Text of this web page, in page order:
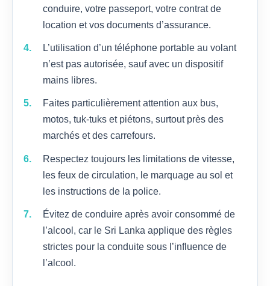
conduire, votre passeport, votre contrat de
location et vos documents d’assurance.
L’utilisation d’un téléphone portable au volant
n’est pas autorisée, sauf avec un dispositif
mains libres.
Faites particulièrement attention aux bus,
motos, tuk-tuks et piétons, surtout près des
marchés et des carrefours.
Respectez toujours les limitations de vitesse,
les feux de circulation, le marquage au sol et
les instructions de la police.
Évitez de conduire après avoir consommé de
l’alcool, car le Sri Lanka applique des règles
strictes pour la conduite sous l’influence de
l’alcool.